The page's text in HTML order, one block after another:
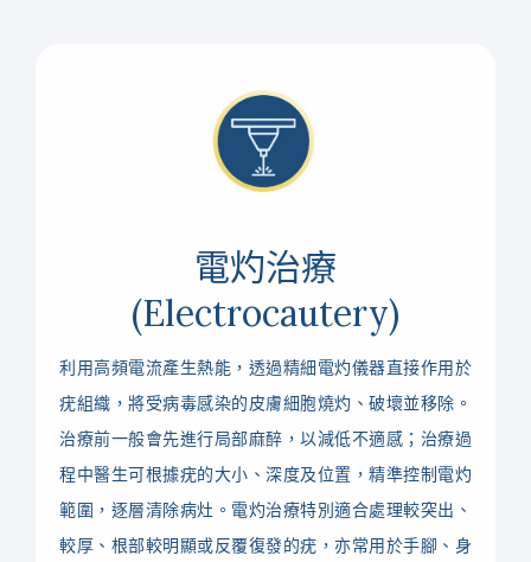
電灼治療
(Electrocautery)
利用高頻電流產生熱能，透過精細電灼儀器直接作用於
疣組織，將受病毒感染的皮膚細胞燒灼、破壞並移除。
治療前一般會先進行局部麻醉，以減低不適感；治療過
程中醫生可根據疣的大小、深度及位置，精準控制電灼
範圍，逐層清除病灶。電灼治療特別適合處理較突出、
較厚、根部較明顯或反覆復發的疣，亦常用於手腳、身